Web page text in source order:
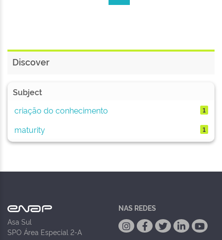
Discover
Subject
criação do conhecimento
1
maturity 1
Asa Sul
SPO Área Especial 2-A
NAS REDES